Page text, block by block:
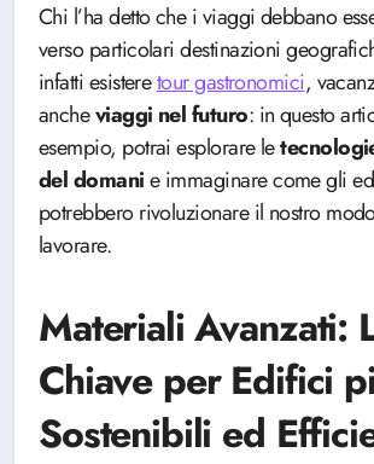
Chi l’ha detto che i viaggi debbano essere diretti solo
verso particolari destinazioni
infatti esisteretour gastronomici,
ancheviaggi nel futuro: in questo
esempio, potrai esplorare le
del domanie immaginare come gli
potrebbero rivoluzionare il nostro
lavorare.
Materiali Avanzati:
Chiave per Edifici
Sostenibili ed